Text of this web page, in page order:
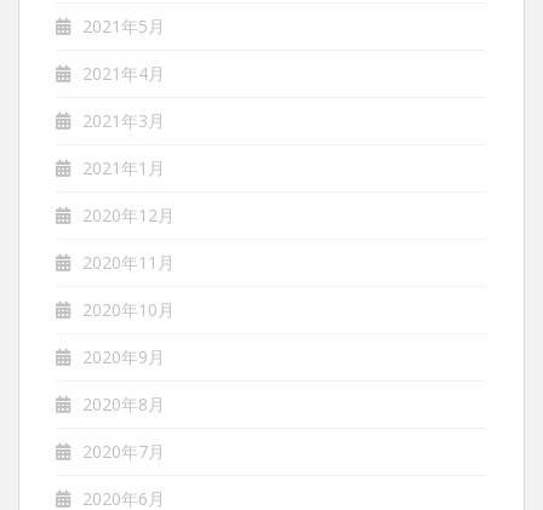
2021年5月
2021年4月
2021年3月
2021年1月
2020年12月
2020年11月
2020年10月
2020年9月
2020年8月
2020年7月
2020年6月